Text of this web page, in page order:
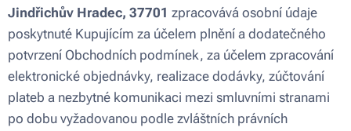
Jindřichův Hradec, 37701 zpracovává osobní údaje
poskytnuté Kupujícím za účelem plnění a dodatečného
potvrzení Obchodních podmínek, za účelem zpracování
elektronické objednávky, realizace dodávky, zúčtování
plateb a nezbytné komunikaci mezi smluvními stranami
po dobu vyžadovanou podle zvláštních právních